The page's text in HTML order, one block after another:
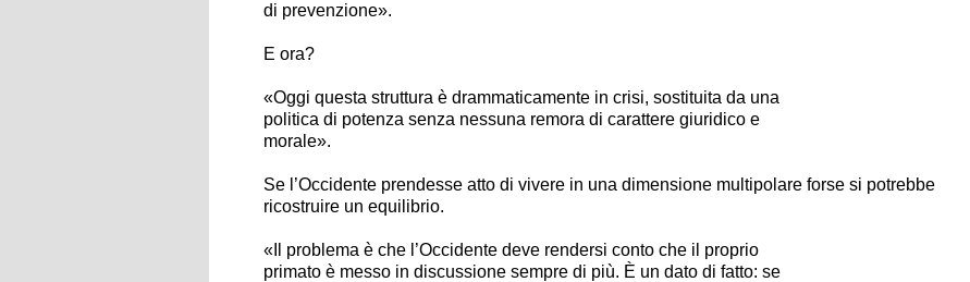
di prevenzione».
E ora?
«Oggi questa struttura è drammaticamente in crisi, sostituita da una
politica di potenza senza nessuna remora di carattere giuridico e
morale».
Se l’Occidente prendesse atto di vivere in una dimensione multipolare forse si potrebbe
ricostruire un equilibrio.
«Il problema è che l’Occidente deve rendersi conto che il proprio
primato è messo in discussione sempre di più. È un dato di fatto: se